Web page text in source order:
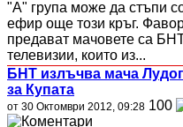
"А" група може да стъпи
ефир още този кръг.
предават мачовете са
телевизии, които из...
БНТ излъчва мача
за Купата
от 30 Октомври 2012, 09:28 100